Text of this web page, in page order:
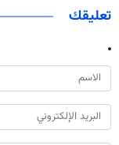
تعليقك